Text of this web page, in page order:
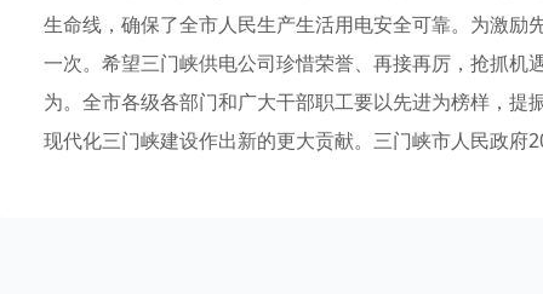
生命线，确保了全市人民生产生活用电安全可靠。为激
一次。希望三门峡供电公司珍惜荣誉、再接再厉，抢抓
为。全市各级各部门和广大干部职工要以先进为榜样，
现代化三门峡建设作出新的更大贡献。三门峡市人民政